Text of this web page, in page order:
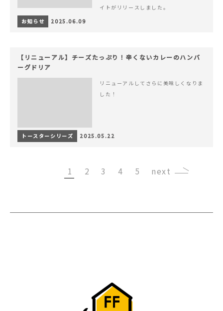
イトがリリースしました。
お知らせ
2025.06.09
【リニューアル】チーズたっぷり！辛くないカレーのハンバ
ーグドリア
リニューアルしてさらに美味しくなりま
した！
トースターシリーズ 2025.05.22
1 2 3 4 5 ›